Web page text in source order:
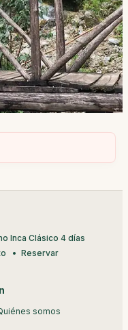
Inca Clásico 4 días
Reservar
somos